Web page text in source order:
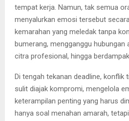
tempat kerja. Namun, tak semua
menyalurkan emosi tersebut
kemarahan yang meledak tanpa
bumerang, mengganggu hubungan
citra profesional, hingga
Di tengah tekanan deadline, konflik
sulit diajak kompromi, mengelola
keterampilan penting yang harus
hanya soal menahan amarah,